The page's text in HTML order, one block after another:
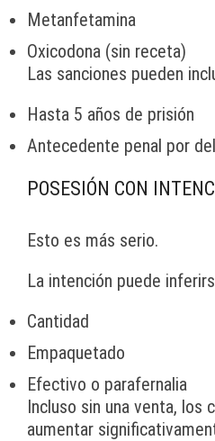
Metanfetamina
Oxicodona (sin receta)
Las sanciones pueden
Hasta 5 años de prisión
Antecedente penal por
POSESIÓN CON
Esto es más serio.
La intención puede
Cantidad
Empaquetado
Efectivo o parafernalia
Incluso sin una venta, los
aumentar